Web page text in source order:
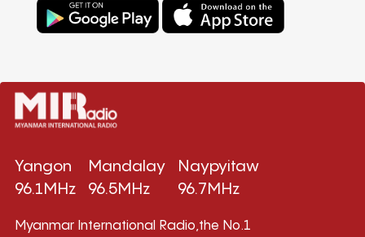
Yangon
96.1MHz
Mandalay
96.5MHz
Naypyitaw
96.7MHz
Myanmar International Radio,the No.1